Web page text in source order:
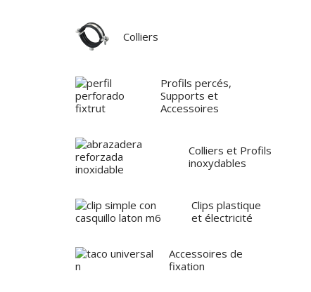
Colliers
Profils percés,
Supports et
Accessoires
Colliers et Profils
inoxydables
Clips plastique
et électricité
Accessoires de
fixation